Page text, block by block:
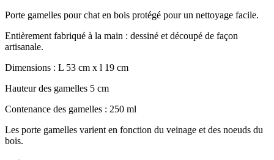
Porte gamelles pour chat en bois protégé pour un nettoyage facile.
Entièrement fabriqué à la main : dessiné et découpé de façon
artisanale.
Dimensions : L 53 cm x l 19 cm
Hauteur des gamelles 5 cm
Contenance des gamelles : 250 ml
Les porte gamelles varient en fonction du veinage et des noeuds du
bois.